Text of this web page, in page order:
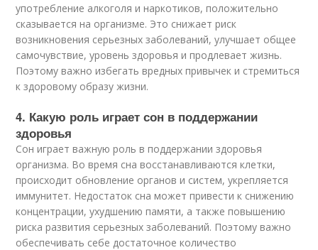
употребление алкоголя и наркотиков, положительно
сказывается на организме. Это снижает риск
возникновения серьезных заболеваний, улучшает общее
самочувствие, уровень здоровья и продлевает жизнь.
Поэтому важно избегать вредных привычек и стремиться
к здоровому образу жизни.
4. Какую роль играет сон в поддержании
здоровья
Сон играет важную роль в поддержании здоровья
организма. Во время сна восстанавливаются клетки,
происходит обновление органов и систем, укрепляется
иммунитет. Недостаток сна может привести к снижению
концентрации, ухудшению памяти, а также повышению
риска развития серьезных заболеваний. Поэтому важно
обеспечивать себе достаточное количество